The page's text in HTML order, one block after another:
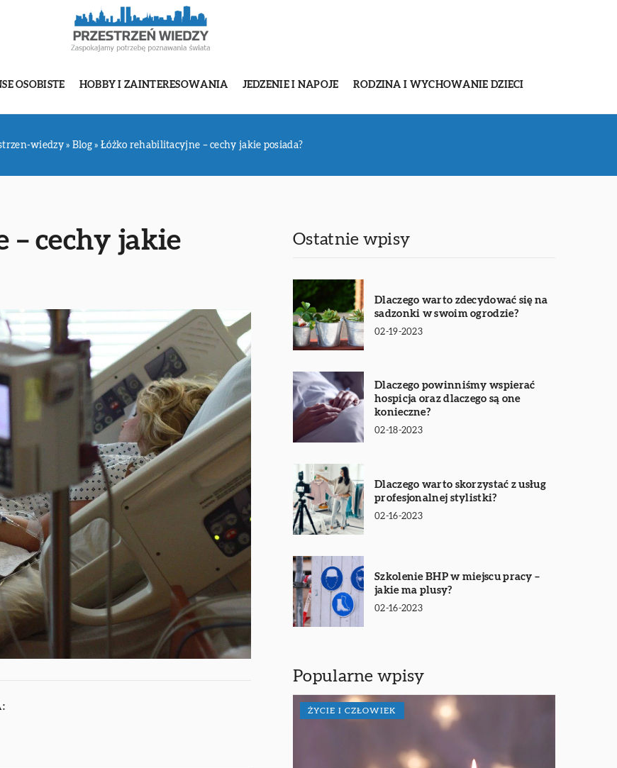
OSOBISTE HOBBY I ZAINTERESOWANIA JEDZENIE I NAPOJE RODZINA I WYCHOWANIE DZIECI
wiedzy» Blog » Łóżko rehabilitacyjne – cechy jakie posiada?
– cechy jakie
Ostatnie wpisy
Dlaczego warto zdecydować się na
sadzonki w swoim ogrodzie?
02-19-2023
Dlaczego powinniśmy wspierać
hospicja oraz dlaczego są one
konieczne?
02-18-2023
Dlaczego warto skorzystać z usług
profesjonalnej stylistki?
02-16-2023
Szkolenie BHP w miejscu pracy –
jakie ma plusy?
02-16-2023
Popularne wpisy
ŻYCIE I CZŁOWIEK